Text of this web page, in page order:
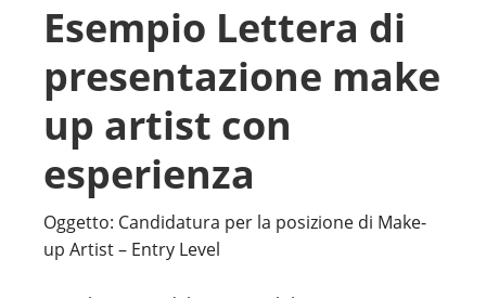
Esempio Lettera di
presentazione make
up artist con
esperienza
Oggetto: Candidatura per la posizione di Make-
up Artist – Entry Level